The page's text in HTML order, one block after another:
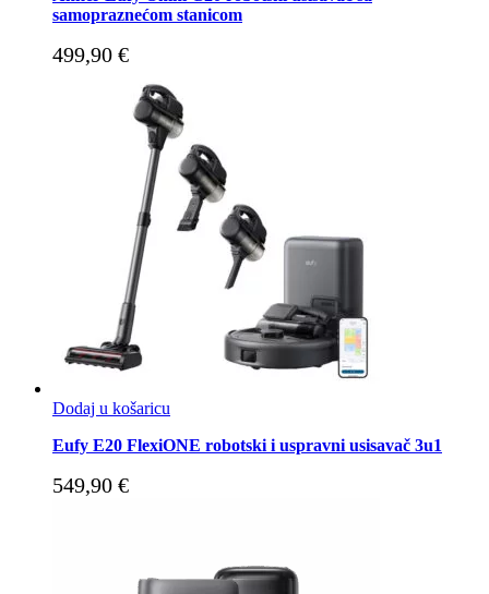
samopraznećom stanicom
499,90 €
Dodaj u košaricu
Eufy E20 FlexiONE robotski i uspravni usisavač 3u1
549,90 €